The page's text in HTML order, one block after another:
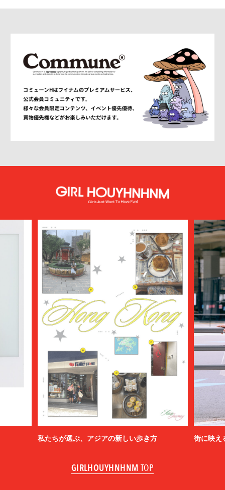
私たちが選ぶ、アジアの新しい歩き方 街に映え
GIRLHOUYHNHNM TOP